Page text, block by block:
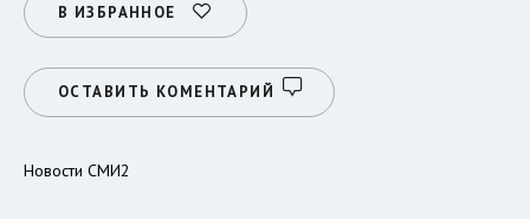
В ИЗБРАННОЕ
ОСТАВИТЬ КОМЕНТАРИЙ
Новости СМИ2